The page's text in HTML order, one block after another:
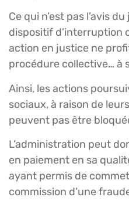
Ce qui n’est pas l’avis
dispositif d’interruption
action en justice ne
procédure collective… à
Ainsi, les actions
sociaux, à raison de
peuvent pas être
L’administration peut
en paiement en sa
ayant permis de
commission d’une